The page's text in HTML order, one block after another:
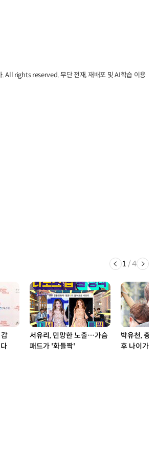
All rights reserved. 무단 전재, 재배포 및 AI학습 이용
1 /4
서유리, 민망한 노출…가슴
패드가 '화들짝'
박유천, 충
후 나이가 '